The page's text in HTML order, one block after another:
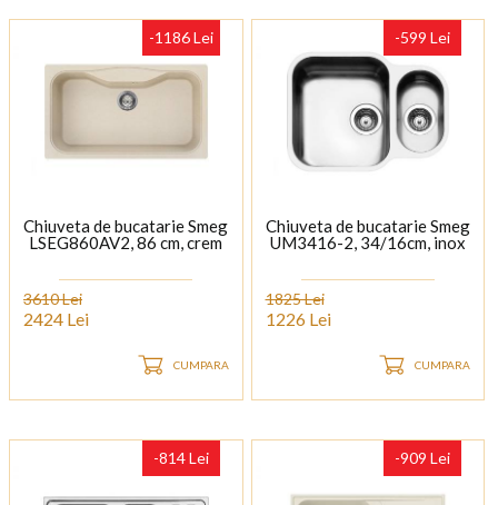
-1186 Lei
Chiuveta de bucatarie Smeg
LSEG860AV2, 86 cm, crem
3610 Lei
2424 Lei
CUMPARA
-599 Lei
Chiuveta de bucatarie Smeg
UM3416-2, 34/16cm, inox
1825 Lei
1226 Lei
CUMPARA
-814 Lei -909 Lei